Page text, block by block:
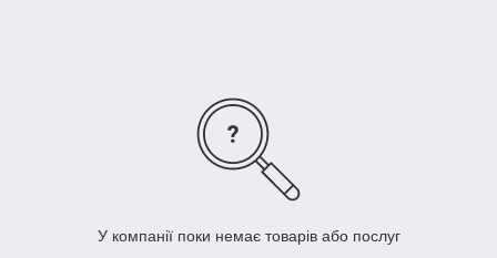
У компанії поки немає товарів або послуг